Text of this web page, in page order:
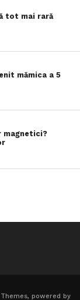
tot mai rară
mămica a 5
magnetici?
powered by